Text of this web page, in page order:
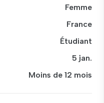
Femme
France
Étudiant
5 jan.
Moins de 12 mois